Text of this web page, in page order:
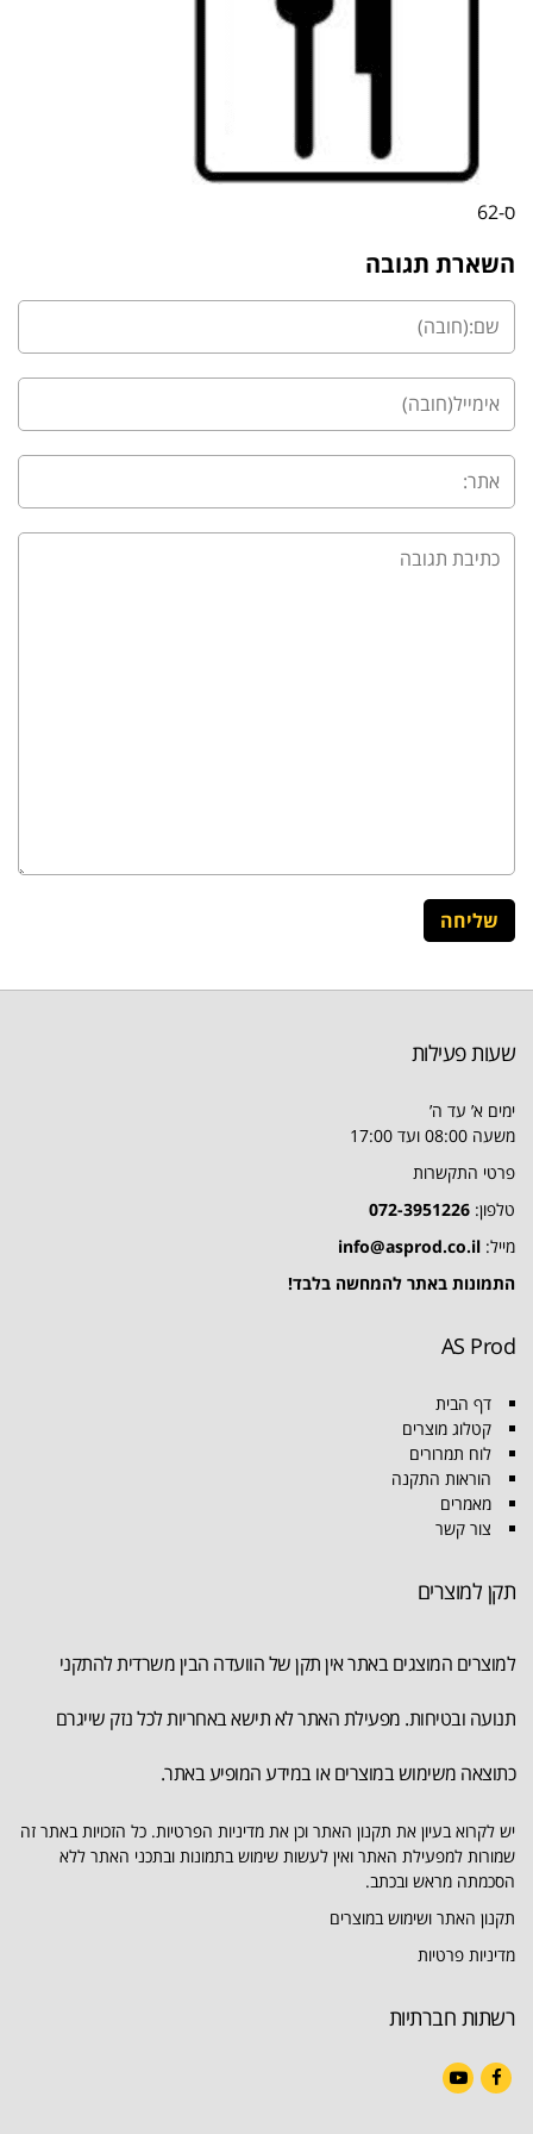
ס-62
השארת תגובה
שעות פעילות
ימים א’ עד ה’
משעה 08:00 ועד 17:00
פרטי התקשרות
טלפון: 072-3951226
מייל: info@asprod.co.il
התמונות באתר להמחשה בלבד!
AS Prod
דף הבית
קטלוג מוצרים
לוח תמרורים
הוראות התקנה
מאמרים
צור קשר
תקן למוצרים
למוצרים המוצגים באתר אין תקן של הוועדה הבין משרדית להתקני
תנועה ובטיחות. מפעילת האתר לא תישא באחריות לכל נזק שייגרם
כתוצאה משימוש במוצרים או במידע המופיע באתר.
יש לקרוא בעיון את תקנון האתר וכן את מדיניות הפרטיות. כל הזכויות באתר זה
שמורות למפעילת האתר ואין לעשות שימוש בתמונות ובתכני האתר ללא
הסכמתה מראש ובכתב.
תקנון האתר ושימוש במוצרים
מדיניות פרטיות
רשתות חברתיות